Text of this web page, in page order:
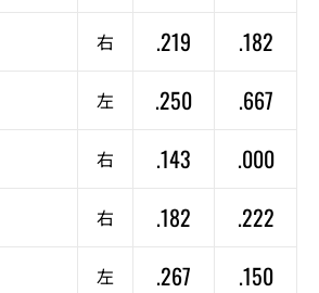
右 .219 .182
左 .250 .667
右 .143 .000
右 .182 .222
左 .267 .150